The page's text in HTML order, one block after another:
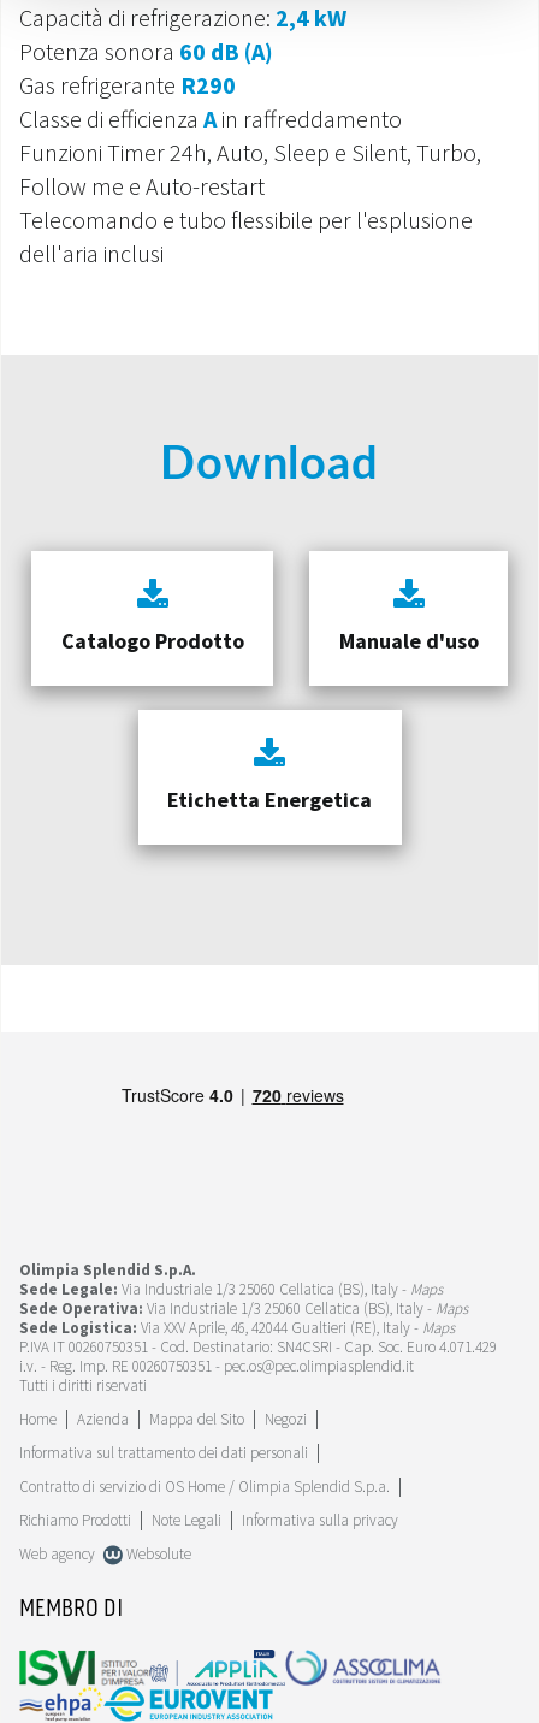
Capacità di refrigerazione: 2,4 kW
Potenza sonora 60 dB (A)
Gas refrigerante R290
Classe di efficienza Ain raffreddamento
Funzioni Timer 24h, Auto, Sleep e Silent, Turbo,
Follow me e Auto-restart
Telecomando e tubo flessibile per l'esplusione
dell'aria inclusi
Download
Catalogo Prodotto Manuale d'uso
Etichetta Energetica
Olimpia Splendid S.p.A.
Sede Legale: Via Industriale 1/3 25060 Cellatica (BS), Italy - Maps
Sede Operativa: Via Industriale 1/3 25060 Cellatica (BS), Italy - Maps
Sede Logistica: Via XXV Aprile, 46, 42044 Gualtieri (RE), Italy - Maps
P.IVA IT 00260750351 - Cod. Destinatario: SN4CSRI - Cap. Soc. Euro 4.071.429
i.v. - Reg. Imp. RE 00260750351 - pec.os@pec.olimpiasplendid.it
Tutti i diritti riservati
Home
Azienda Mappa del Sito
Negozi
Informativa sul trattamento dei dati personali
Contratto di servizio di OS Home / Olimpia Splendid S.p.a.
Richiamo Prodotti
Note Legali
Informativa sulla privacy
Web agency
Websolute
MEMBRO DI